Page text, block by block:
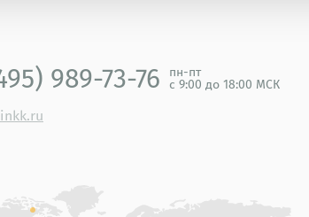
989-73-76 пн-пт
с 9:00 до 18:00 МСК